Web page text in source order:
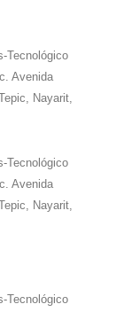
Tecnológico
Avenida
Nayarit,
Tecnológico
Avenida
Nayarit,
Tecnológico